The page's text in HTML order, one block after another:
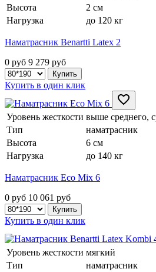
Высота
2 см
Нагрузка
до 120 кг
Наматрасник Benartti Latex 2
0 руб 9 279 руб
Купить в один клик
Уровень жесткости выше среднего,
Тип
наматрасник
Высота
6 см
Нагрузка
до 140 кг
Наматрасник Eco Mix 6
0 руб 10 061 руб
Купить в один клик
Уровень жесткости мягкий
Тип
наматрасник